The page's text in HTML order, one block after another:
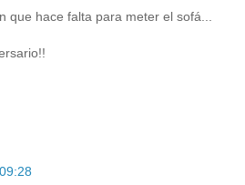
que hace falta para meter el sofá...